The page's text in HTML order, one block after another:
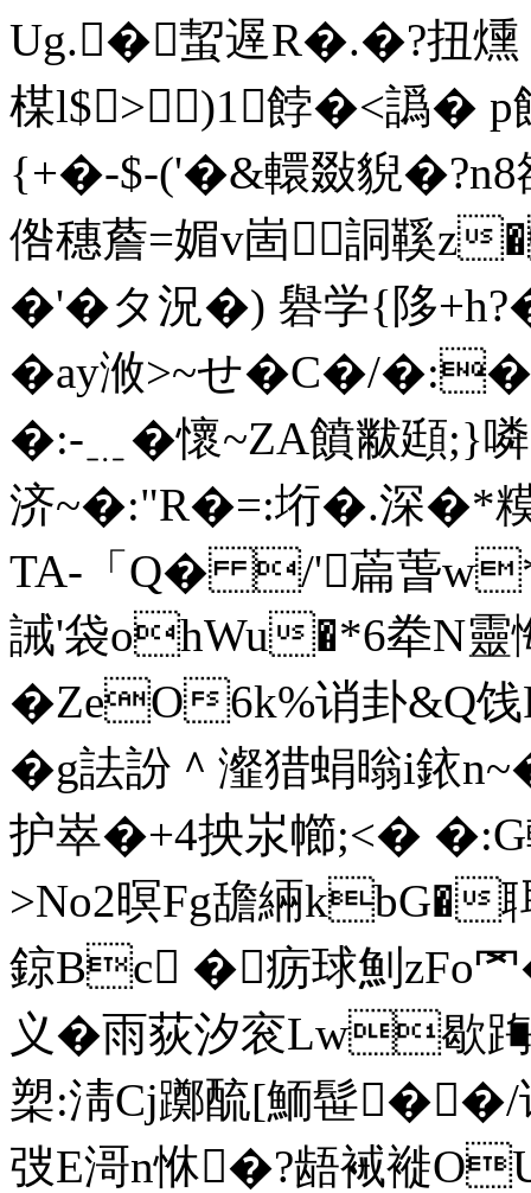
Ug.�蛪遟R�.�?扭燻
楳l$>)1 餑�<譌� p
{+�-$-('�&轘敠貎�?n8
倃穗薝=媚v崮詷鞵z
�'�タ況�) 礜学{陊
�ay浟>~せ�C�/
�:-﹎�懷~ZA饙黻頲;}
济~�:"R�=:垳�.深�*
TA-「Q� /'萹萅w*荬
誡'袋ohWu�*6牶N靈
� ZeO6k%诮卦&Q饯
�g詓訜＾瀣猎蜎暡i銥
护崒�+4抰汖幯;<� �:G
>No2暝Fg舚緉kbG�
鍄Bc �疬球魝zFo罓
义�雨荻汐衮Lw歇
槊:淸Cj躑酼[鮞髰
弢E滒n恘�?龉裓褷